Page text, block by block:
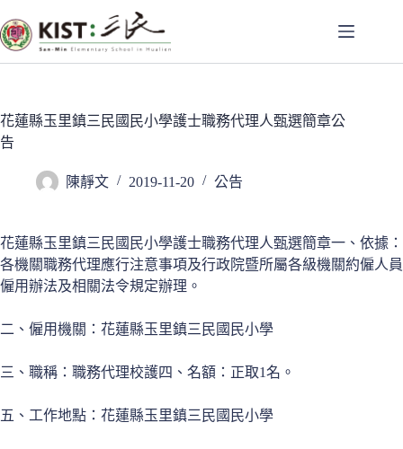
至
主
容
花蓮縣玉里鎮三民國民小學護士職務代理人甄選簡章公
告
陳靜文 2019-11-20 公告
花蓮縣玉里鎮三民國民小學護士職務代理人甄選簡章一、依據：
各機關職務代理應行注意事項及行政院暨所屬各級機關約僱人員
僱用辦法及相關法令規定辦理。
二、僱用機關：花蓮縣玉里鎮三民國民小學
三、職稱：職務代理校護四、名額：正取1名。
五、工作地點：花蓮縣玉里鎮三民國民小學